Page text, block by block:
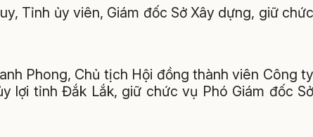
Tỉnh ủy viên, Giám đốc Sở Xây dựng, giữ chức
Phong, Chủ tịch Hội đồng thành viên Công ty
lợi tỉnh Đắk Lắk, giữ chức vụ Phó Giám đốc Sở